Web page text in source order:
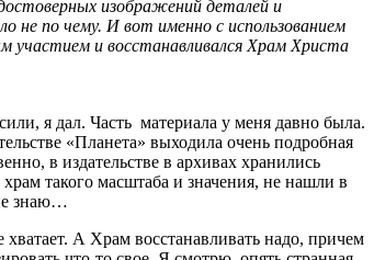
изображений деталей и
не по чему. И вот именно с использованием
участием и восстанавливался Храм Христа
я дал. Часть материала у меня давно была.
«Планета» выходила очень подробная
в издательстве в архивах хранились
такого масштаба и значения, не нашли в
знаю…
А Храм восстанавливать надо, причем